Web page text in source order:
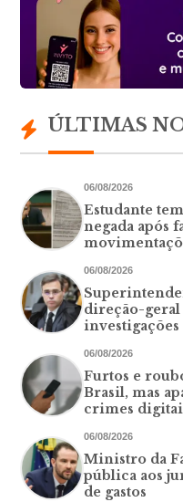
ÚLTIMAS
06/08/2026
Estudante
negada após
06/08/2026
direção-geral
investigações
06/08/2026
Furtos e
Brasil, mas
crimes
06/08/2026
Ministro da
pública aos
de gastos